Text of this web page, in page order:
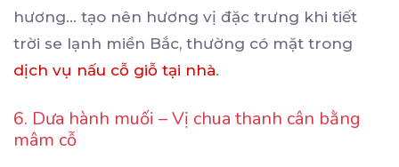
hương… tạo nên hương vị đặc trưng khi tiết
trời se lạnh miền Bắc, thường có mặt trong
dịch vụ nấu cỗ giỗ tại nhà.
6. Dưa hành muối – Vị chua thanh cân bằng
mâm cỗ